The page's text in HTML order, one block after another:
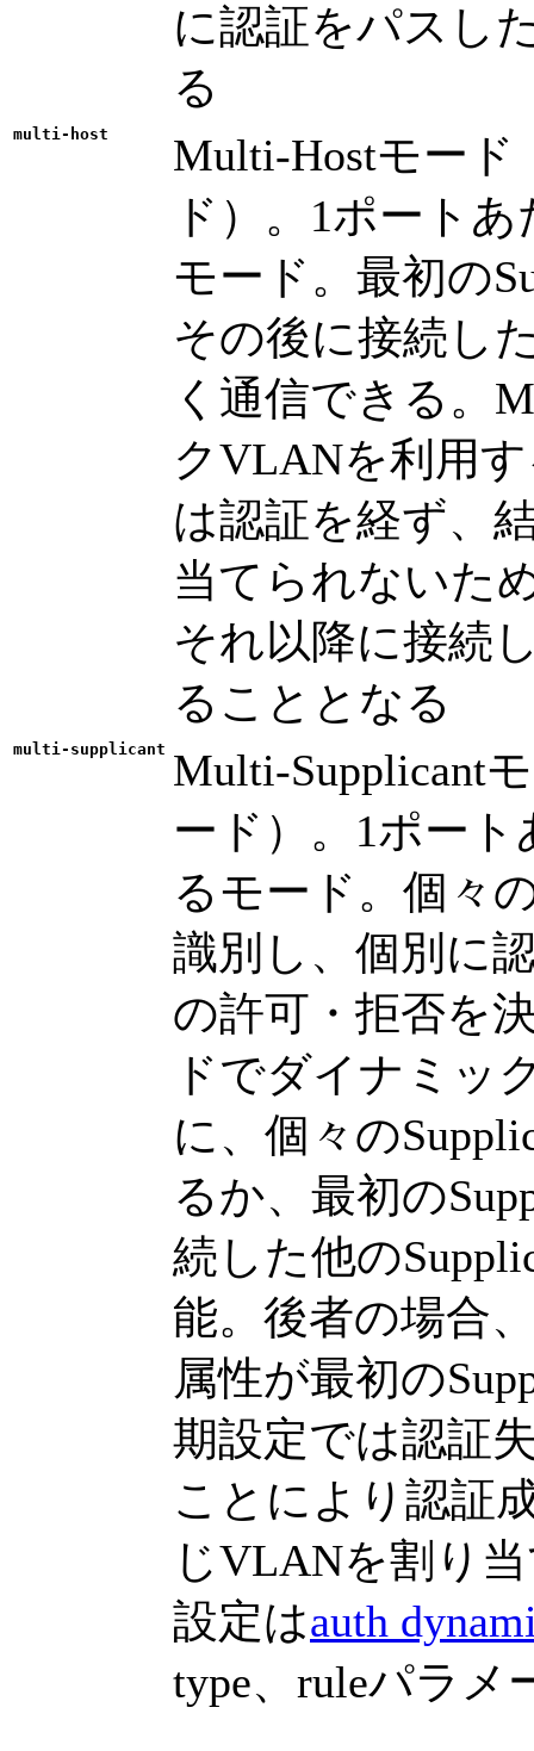
に認証をパスし
る
multi-host
Multi-Hostモー
ド）。1ポート
モード。最初の
その後に接続し
く通信できる。
クVLANを利用
は認証を経ず、
当てられないた
それ以降に接続
ることとなる
multi-supplicant Multi-Supplicant
ード）。1ポー
るモード。個々
識別し、個別に
の許可・拒否を
ドでダイナミッ
に、個々の
るか、最初の
続した他の
能。後者の場合
属性が最初の
期設定では認証
ことにより認証
じVLANを割り
設定はauth
type、ruleパラメ